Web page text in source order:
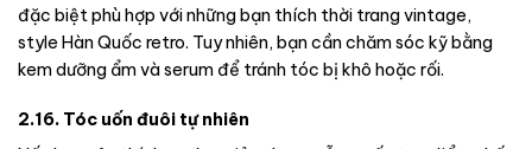
đặc biệt phù hợp với những bạn thích thời trang vintage,
style Hàn Quốc retro. Tuy nhiên, bạn cần chăm sóc kỹ bằng
kem dưỡng ẩm và serum để tránh tóc bị khô hoặc rối.
2.16. Tóc uốn đuôi tự nhiên